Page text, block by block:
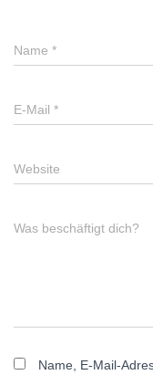
Name *
E-Mail *
Website
Was beschäftigt dich?
Name, E-Mail-